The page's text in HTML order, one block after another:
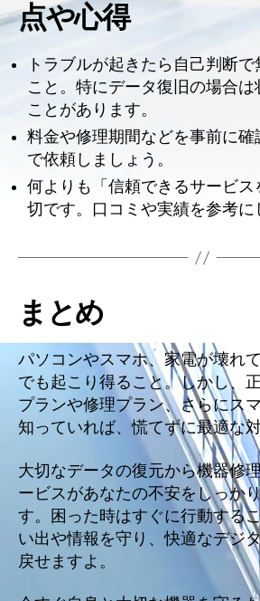
点や心得
トラブルが起きたら自己判断
こと。特にデータ復旧の場合
ことがあります。
料金や修理期間などを事前に
で依頼しましょう。
何よりも「信頼できるサービス
切です。口コミや実績を参考に
まとめ
パソコンやスマホ、家電が壊れ
でも起こり得ること。しかし、
プランや修理プラン、さらにス
知っていれば、慌てずに最適な
大切なデータの復元から機器修
ービスがあなたの不安をしっか
す。困った時はすぐに行動する
い出や情報を守り、快適なデジ
戻せますよ。